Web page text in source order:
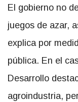
El gobierno no
juegos de azar,
explica por
pública. En el
Desarrollo
agroindustria,